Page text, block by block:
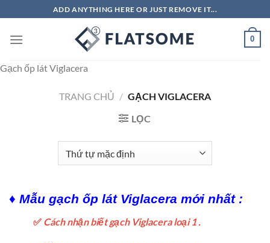
đến
nội
ADD ANYTHING HERE OR JUST REMOVE IT...
0
Gạch ốp lát Viglacera
TRANG CHỦ / GẠCH VIGLACERA
LỌC
♦ Mẫu gạch ốp lát Viglacera mới nhất :
✅ Cách nhận biết gạch Viglacera loại 1 .